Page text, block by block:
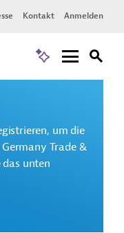
Kontakt Anmelden
um die
Trade &
unten